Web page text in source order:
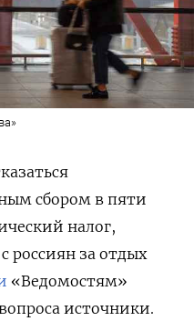
сбором в пяти
налог,
россиян за отдых
«Ведомостям»
источники.